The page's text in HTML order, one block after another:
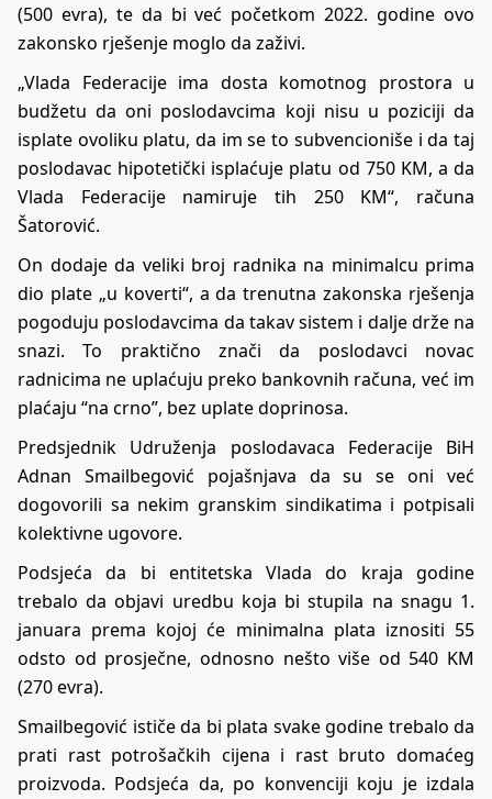
(500 evra), te da bi već početkom 2022. godine ovo
zakonsko rješenje moglo da zaživi.
„Vlada Federacije ima dosta komotnog prostora u
budžetu da oni poslodavcima koji nisu u poziciji da
isplate ovoliku platu, da im se to subvencioniše i da taj
poslodavac hipotetički isplaćuje platu od 750 KM, a da
Vlada Federacije namiruje tih 250 KM“, računa
Šatorović.
On dodaje da veliki broj radnika na minimalcu prima
dio plate „u koverti“, a da trenutna zakonska rješenja
pogoduju poslodavcima da takav sistem i dalje drže na
snazi. To praktično znači da poslodavci novac
radnicima ne uplaćuju preko bankovnih računa, već im
plaćaju “na crno”, bez uplate doprinosa.
Predsjednik Udruženja poslodavaca Federacije BiH
Adnan Smailbegović pojašnjava da su se oni već
dogovorili sa nekim granskim sindikatima i potpisali
kolektivne ugovore.
Podsjeća da bi entitetska Vlada do kraja godine
trebalo da objavi uredbu koja bi stupila na snagu 1.
januara prema kojoj će minimalna plata iznositi 55
odsto od prosječne, odnosno nešto više od 540 KM
(270 evra).
Smailbegović ističe da bi plata svake godine trebalo da
prati rast potrošačkih cijena i rast bruto domaćeg
proizvoda. Podsjeća da, po konvenciji koju je izdala